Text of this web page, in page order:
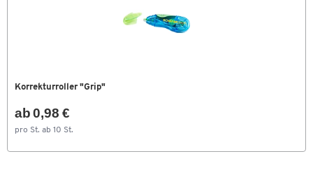
Korrekturroller "Grip"
ab 0,98 €
pro St. ab 10 St.